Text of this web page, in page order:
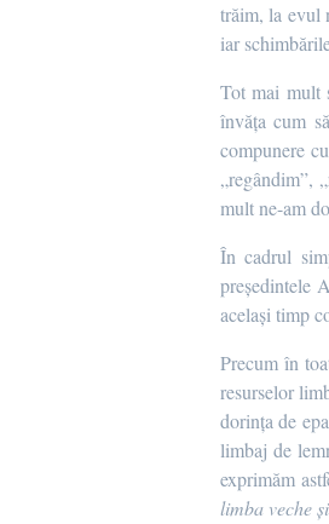
trăim, la evul
iar
Tot mai mult
învăța cum
compunere
„regândim”,
mult ne-am
În cadrul
președintele
același timp
Precum în
resurselor
dorința de
limbaj de
exprimăm
limba veche